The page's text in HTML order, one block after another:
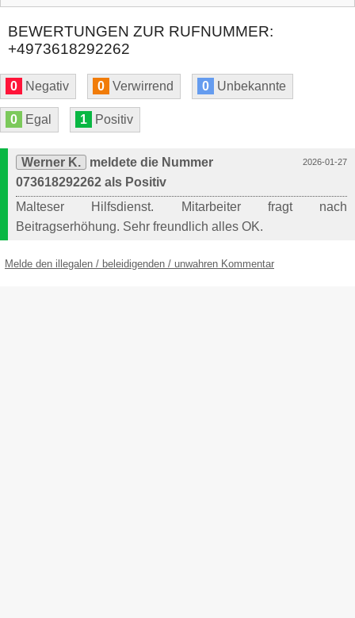
BEWERTUNGEN ZUR RUFNUMMER:
+4973618292262
0 Negativ 0 Verwirrend 0 Unbekannte
0 Egal 1 Positiv
2026-01-27
Werner K.
meldete die Nummer
073618292262 als Positiv
Malteser Hilfsdienst. Mitarbeiter fragt nach
Beitragserhöhung. Sehr freundlich alles OK.
Melde den illegalen / beleidigenden / unwahren Kommentar